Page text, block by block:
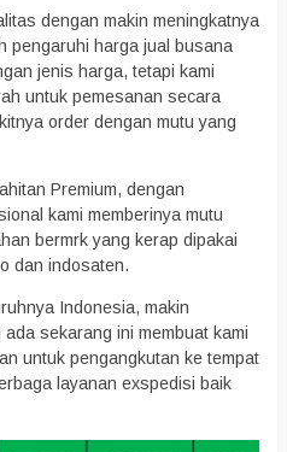
dengan makin meningkatnya
pengaruhi harga jual busana
jenis harga, tetapi kami
untuk pemesanan secara
order dengan mutu yang
Premium, dengan
kami memberinya mutu
bermrk yang kerap dipakai
dan indosaten.
Indonesia, makin
sekarang ini membuat kami
untuk pengangkutan ke tempat
layanan exspedisi baik